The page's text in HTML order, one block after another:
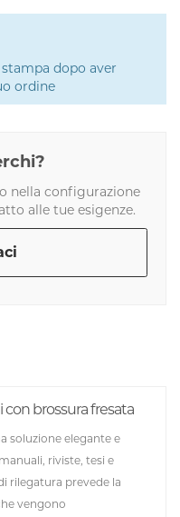
dopo aver
ordine
nella configurazione
alle tue esigenze.
con brossura fresata
soluzione elegante e
riviste, tesi e
rilegatura prevede la
vengono